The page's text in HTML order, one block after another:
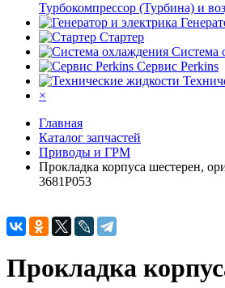
Турбокомпрессор (Турбина) и
Стартер
Система
Сервис Perkins
×
Главная
Каталог запчастей
Приводы и ГРМ
Прокладка корпуса шестерен,
3681P053
Прокладка